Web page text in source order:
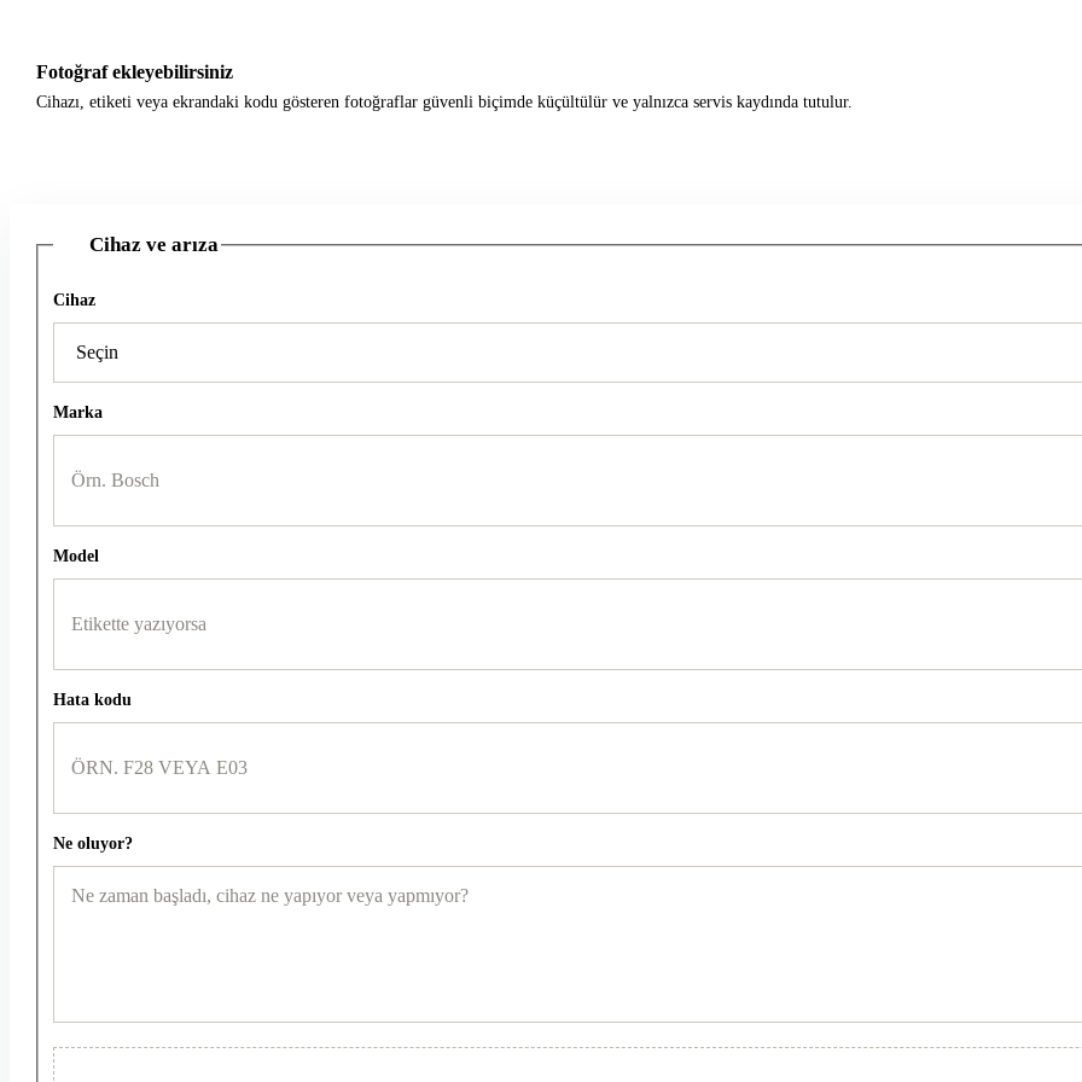
Fotoğraf ekleyebilirsiniz
Cihazı, etiketi veya ekrandaki kodu gösteren fotoğraflar güvenli biçimde küçültülür ve yalnızca servis kaydında tutulur.
Cihaz ve arıza
Cihaz
Marka
Model
Hata kodu
Ne oluyor?